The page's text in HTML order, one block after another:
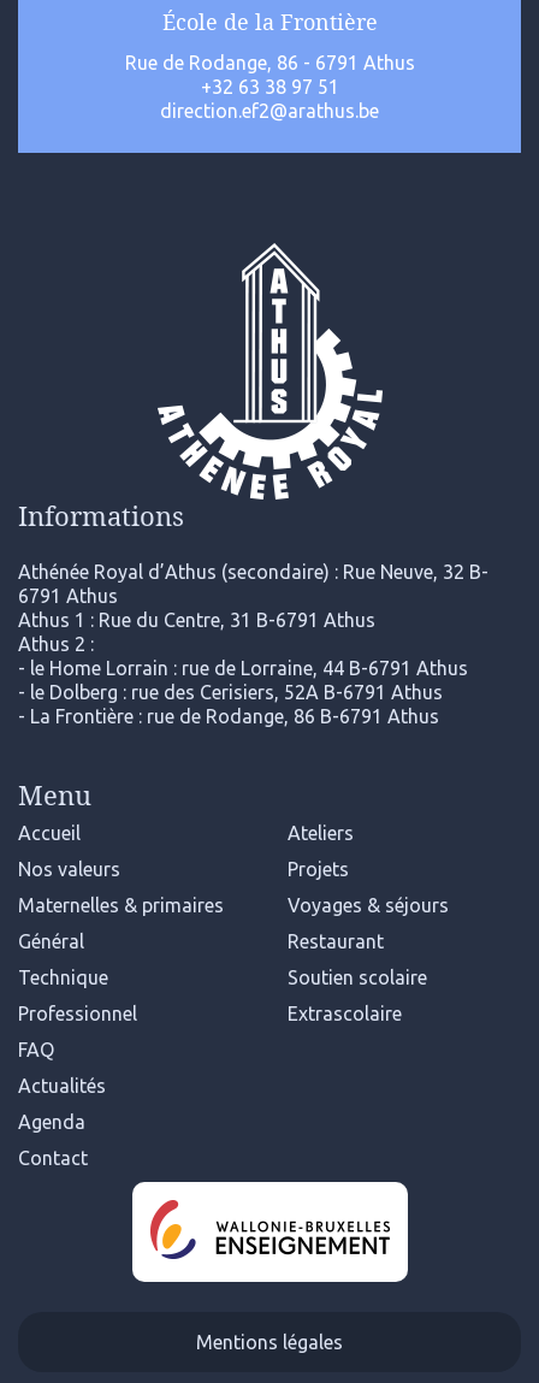
École de la Frontière
Rue de Rodange, 86 - 6791 Athus
+32 63 38 97 51
direction.ef2@arathus.be
Informations
Athénée Royal d’Athus (secondaire) : Rue Neuve, 32 B-
6791 Athus
Athus 1 : Rue du Centre, 31 B-6791 Athus
Athus 2 :
- le Home Lorrain : rue de Lorraine, 44 B-6791 Athus
- le Dolberg : rue des Cerisiers, 52A B-6791 Athus
- La Frontière : rue de Rodange, 86 B-6791 Athus
Menu
Accueil
Nos valeurs
Maternelles & primaires
Général
Technique
Professionnel
FAQ
Actualités
Agenda
Contact
Ateliers
Projets
Voyages & séjours
Restaurant
Soutien scolaire
Extrascolaire
Mentions légales